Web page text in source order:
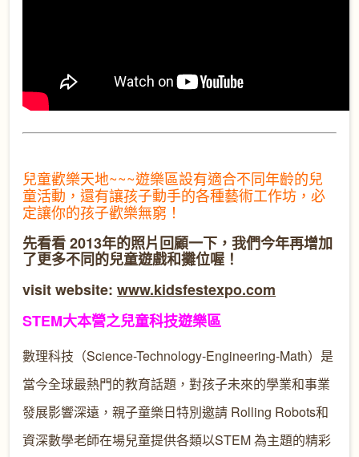
兒童歡樂天地~~~遊樂區設有適合不同年齡的兒
童活動，還有讓孩子動手的各種藝術工作坊，必
定讓你的孩子歡樂無窮！
先看看 2013年的照片回顧一下，我們今年再增加
了更多不同的兒童遊戲和攤位喔！
visit website:www.kidsfestexpo.com
STEM大本營之兒童科技遊樂區
數理科技（Science-Technology-Engineering-Math）是
當今全球最熱門的教育話題，對孩子未來的學業和事業
發展影響深遠，親子童樂日特別邀請 Rolling Robots和
資深數學老師在場兒童提供各類以STEM 為主題的精彩